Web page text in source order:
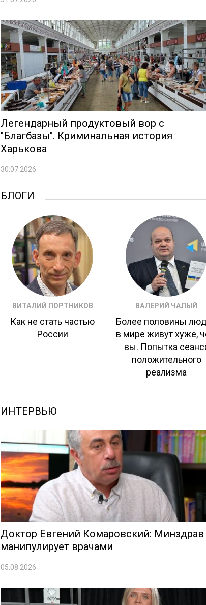
Легендарный продуктовый вор с
"Благбазы". Криминальная история
Харькова
30.07.2026
БЛОГИ
ВИТАЛИЙ ПОРТНИКОВ
Как не стать частью
России
ВАЛЕРИЙ ЧАЛЫЙ
Более половины
в мире живут хуже,
вы. Попытка
положительного
реализма
ИНТЕРВЬЮ
Доктор Евгений Комаровский: Минздрав
манипулирует врачами
05.08.2026